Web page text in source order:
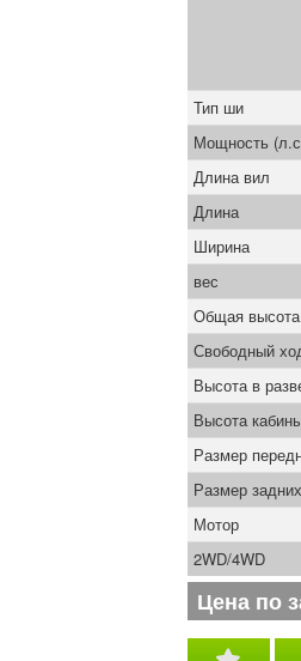
Тип ши
Мощность
Длина вил
Длина
Ширина
вес
Общая высота
Свободный
Высота в
Высота
Размер
Размер
Мотор
2WD/4WD
Цена по